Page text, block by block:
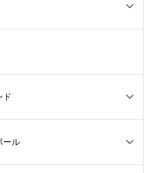
ド
ール